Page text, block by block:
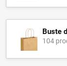
Buste
104